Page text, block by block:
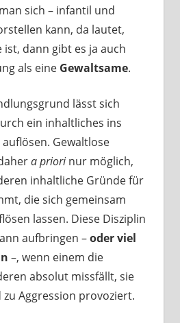
sich – infantil und
kann, da lautet,
ist, dann gibt es ja auch
als eine Gewaltsame.
lässt sich
ein inhaltliches ins
Gewaltlose
a priorinur möglich,
inhaltliche Gründe für
die sich gemeinsam
lassen. Diese Disziplin
aufbringen –oder viel
–, wenn einem die
absolut missfällt, sie
Aggression provoziert.